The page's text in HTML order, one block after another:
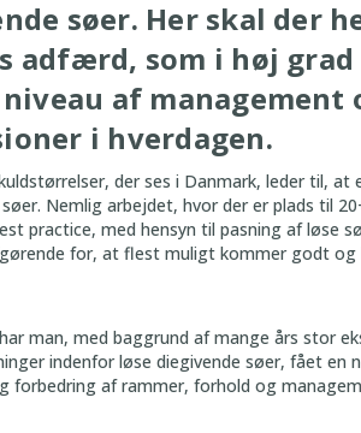
søer. Her skal der
adfærd, som i høj
af
i hverdagen.
der ses i Danmark, leder til,
Nemlig arbejdet, hvor der er plads til
practice, med hensyn til pasning af løse
for, at flest muligt kommer godt
man, med baggrund af mange års stor
indenfor løse diegivende søer, fået en
forbedring af rammer, forhold og